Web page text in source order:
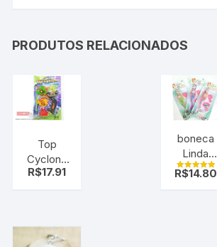
PRODUTOS RELACIONADOS
Top
Cyclone
Beyblade
R$17.91
boneca
Linda
sereia
Avaliação
R$14.80